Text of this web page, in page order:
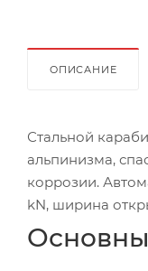
ОПИСАНИЕ
Стальной
альпинизма,
коррозии.
kN, ширина